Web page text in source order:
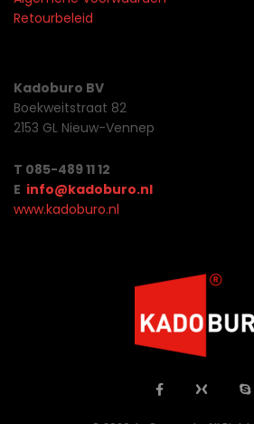
Retourbeleid
Kadoburo BV
Boekweitstraat 82
2153 GL Nieuw-Vennep
T 085-489 11 12
E info@kadoburo.nl
www.kadoburo.nl